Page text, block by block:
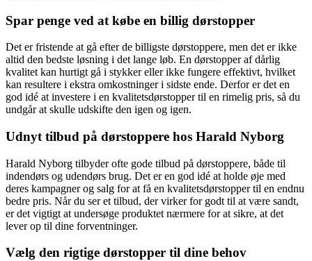
Spar penge ved at købe en billig dørstopper
Det er fristende at gå efter de billigste dørstoppere, men det er ikke
altid den bedste løsning i det lange løb. En dørstopper af dårlig
kvalitet kan hurtigt gå i stykker eller ikke fungere effektivt, hvilket
kan resultere i ekstra omkostninger i sidste ende. Derfor er det en
god idé at investere i en kvalitetsdørstopper til en rimelig pris, så du
undgår at skulle udskifte den igen og igen.
Udnyt tilbud på dørstoppere hos Harald Nyborg
Harald Nyborg tilbyder ofte gode tilbud på dørstoppere, både til
indendørs og udendørs brug. Det er en god idé at holde øje med
deres kampagner og salg for at få en kvalitetsdørstopper til en endnu
bedre pris. Når du ser et tilbud, der virker for godt til at være sandt,
er det vigtigt at undersøge produktet nærmere for at sikre, at det
lever op til dine forventninger.
Vælg den rigtige dørstopper til dine behov